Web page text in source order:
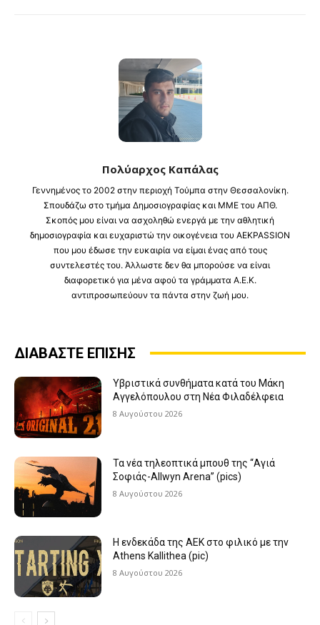
Πολύαρχος Καπάλας
Γεννημένος το 2002 στην περιοχή Τούμπα στην Θεσσαλονίκη.
Σπουδάζω στο τμήμα Δημοσιογραφίας και ΜΜΕ του ΑΠΘ.
Σκοπός μου είναι να ασχοληθώ ενεργά με την αθλητική
δημοσιογραφία και ευχαριστώ την οικογένεια του AEKPASSION
που μου έδωσε την ευκαιρία να είμαι ένας από τους
συντελεστές του. Άλλωστε δεν θα μπορούσε να είναι
διαφορετικό για μένα αφού τα γράμματα Α.Ε.Κ.
αντιπροσωπεύουν τα πάντα στην ζωή μου.
ΔΙΑΒΑΣΤΕ ΕΠΙΣΗΣ
Υβριστικά συνθήματα κατά του Μάκη
Αγγελόπουλου στη Νέα Φιλαδέλφεια
8 Αυγούστου 2026
Τα νέα τηλεοπτικά μπουθ της “Αγιά
Σοφιάς-Allwyn Arena” (pics)
8 Αυγούστου 2026
Η ενδεκάδα της ΑΕΚ στο φιλικό με την
Athens Kallithea (pic)
8 Αυγούστου 2026